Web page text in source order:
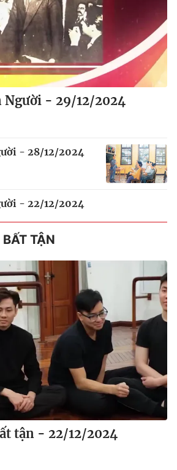
Người - 29/12/2024
- 28/12/2024
- 22/12/2024
TẬN
tận - 22/12/2024